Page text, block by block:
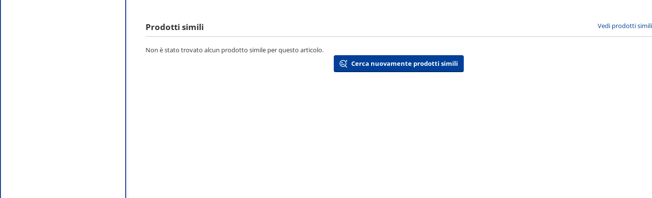
Prodotti simili Vedi prodotti simili
Non è stato trovato alcun prodotto simile per questo articolo.
Cerca nuovamente prodotti simili